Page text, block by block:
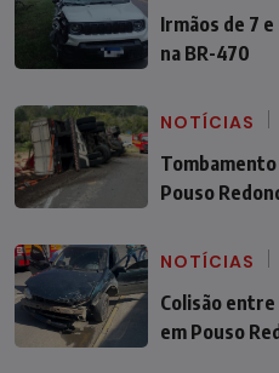
Irmãos de 7
na BR-470
NOTÍCIAS
Pouso
NOTÍCIAS
Colisão
em Pouso